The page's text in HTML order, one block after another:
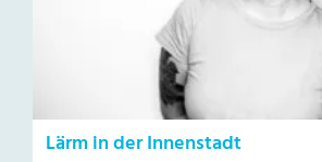
Lärm in der Innenstadt